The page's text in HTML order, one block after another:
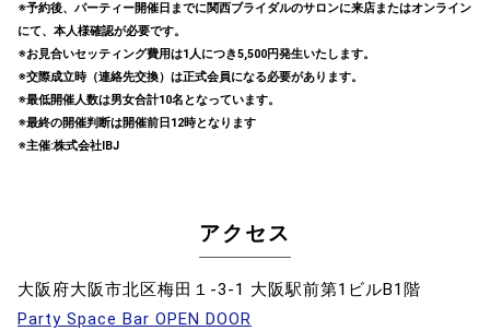
※予約後、パーティー開催日までに関西ブライダルのサロンに来店またはオンライン
にて、本人様確認が必要です。
※お見合いセッティング費用は1人につき5,500円発生いたします。
※交際成立時（連絡先交換）は正式会員になる必要があります。
※最低開催人数は男女合計10名となっています。
※最終の開催判断は開催前日12時となります
※主催:株式会社IBJ
アクセス
大阪府大阪市北区梅田１-3-1 大阪駅前第1ビルB1階
Party Space Bar OPEN DOOR